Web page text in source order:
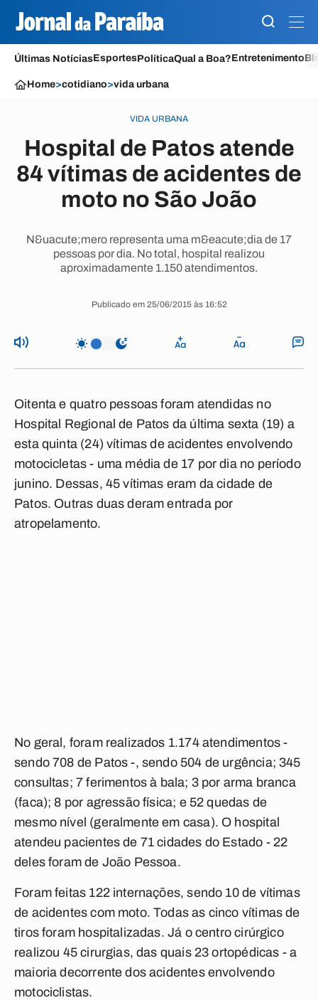
Últimas NotíciasEsportesPolíticaQual a Boa?Entretenimento
Home>cotidiano>vida urbana
VIDA URBANA
Hospital de Patos atende
84 vítimas de acidentes de
moto no São João
N&uacute;mero representa uma m&eacute;dia de 17
pessoas por dia. No total, hospital realizou
aproximadamente 1.150 atendimentos.
Publicado em 25/06/2015 às 16:52
Oitenta e quatro pessoas foram atendidas no
Hospital Regional de Patos da última sexta (19) a
esta quinta (24) vítimas de acidentes envolvendo
motocicletas - uma média de 17 por dia no período
junino. Dessas, 45 vítimas eram da cidade de
Patos. Outras duas deram entrada por
atropelamento.
No geral, foram realizados 1.174 atendimentos -
sendo 708 de Patos -, sendo 504 de urgência; 345
consultas; 7 ferimentos à bala; 3 por arma branca
(faca); 8 por agressão física; e 52 quedas de
mesmo nível (geralmente em casa). O hospital
atendeu pacientes de 71 cidades do Estado - 22
deles foram de João Pessoa.
Foram feitas 122 internações, sendo 10 de vítimas
de acidentes com moto. Todas as cinco vítimas de
tiros foram hospitalizadas. Já o centro cirúrgico
realizou 45 cirurgias, das quais 23 ortopédicas - a
maioria decorrente dos acidentes envolvendo
motociclistas.